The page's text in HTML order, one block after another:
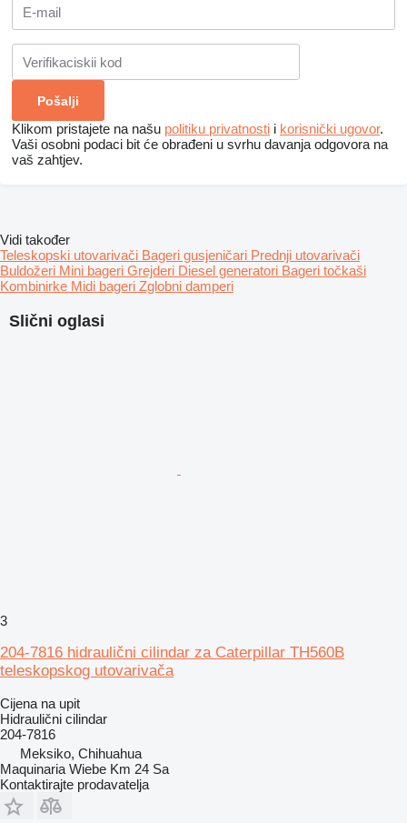
Klikom pristajete na našu politiku privatnosti i korisnički ugovor.
Vaši osobni podaci bit će obrađeni u svrhu davanja odgovora na
vaš zahtjev.
Slični oglasi
3
204-7816 hidraulični cilindar za Caterpillar TH560B
teleskopskog utovarivača
Cijena na upit
Hidraulični cilindar
204-7816
Meksiko, Chihuahua
Maquinaria Wiebe Km 24 Sa
Kontaktirajte prodavatelja
Vidi također
Teleskopski utovarivači Bageri gusjeničari Prednji utovarivači
Buldožeri Mini bageri Grejderi Diesel generatori Bageri točkaši
Kombinirke Midi bageri Zglobni damperi